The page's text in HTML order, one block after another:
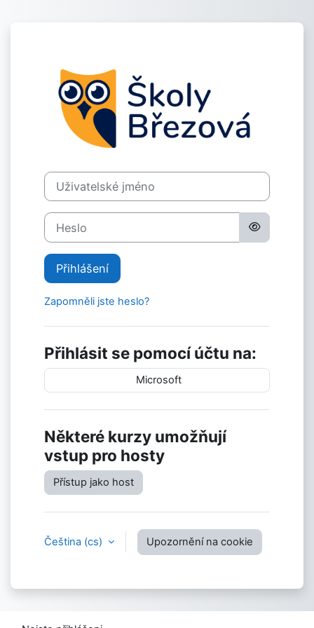
Uživatelské jméno
Heslo
Přihlášení
Zapomněli jste heslo?
Přihlásit se pomocí účtu na:
Microsoft
Některé kurzy umožňují
vstup pro hosty
Přístup jako host
Čeština ‎(cs)‎ Upozornění na cookie